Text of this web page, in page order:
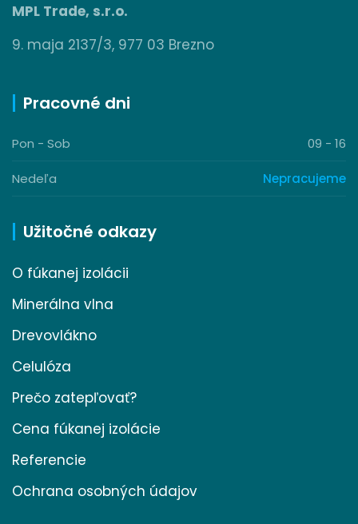
MPL Trade, s.r.o.
9. maja 2137/3, 977 03 Brezno
Pracovné dni
Pon - Sob 09 - 16
Nedeľa Nepracujeme
Užitočné odkazy
O fúkanej izolácii
Minerálna vlna
Drevovlákno
Celulóza
Prečo zatepľovať?
Cena fúkanej izolácie
Referencie
Ochrana osobných údajov